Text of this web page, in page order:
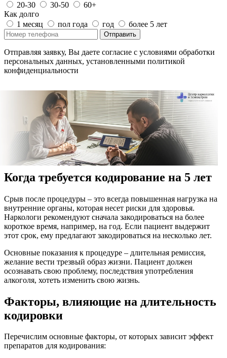
20-30
30-50
60+
Как долго
1 месяц
пол года год более 5 лет
Отправить
Отправляя заявку, Вы даете согласие с условиями обработки
персональных данных, установленными политикой
конфиденциальности
Когда требуется кодирование на 5 лет
Срыв после процедуры – это всегда повышенная нагрузка на
внутренние органы, которая несет риски для здоровья.
Наркологи рекомендуют сначала закодироваться на более
короткое время, например, на год. Если пациент выдержит
этот срок, ему предлагают закодироваться на несколько лет.
Основные показания к процедуре – длительная ремиссия,
желание вести трезвый образ жизни. Пациент должен
осознавать свою проблему, последствия употребления
алкоголя, хотеть изменить свою жизнь.
Факторы, влияющие на длительность
кодировки
Перечислим основные факторы, от которых зависит эффект
препаратов для кодирования: